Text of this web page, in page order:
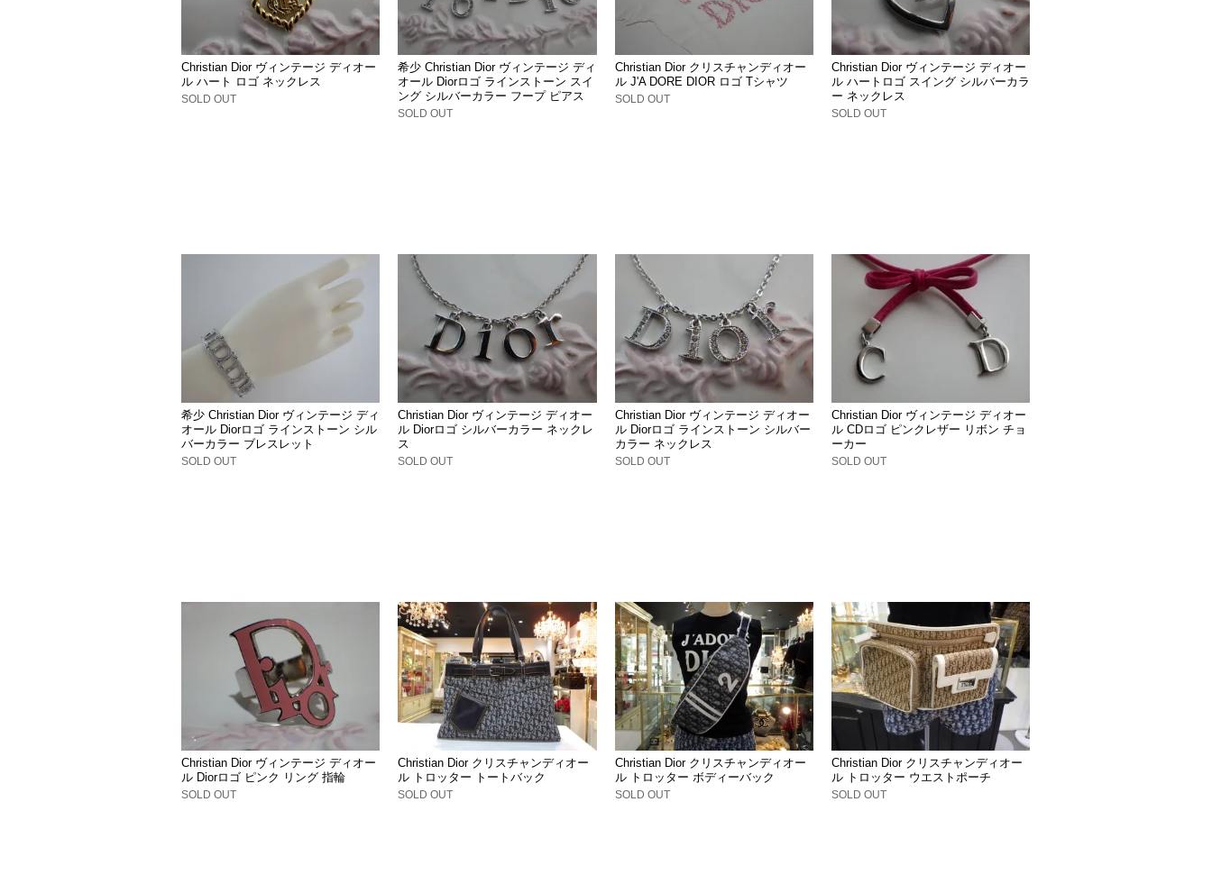
Christian Dior ヴィンテージ ディオー
ル ハート ロゴ ネックレス
SOLD OUT
希少 Christian Dior ヴィンテージ ディ
オール Diorロゴ ラインストーン スイ
ング シルバーカラー フープ ピアス
SOLD OUT
Christian Dior クリスチャンディオー
ル J'A DORE DIOR ロゴ Tシャツ
SOLD OUT
Christian Dior ヴィンテージ ディオー
ル ハートロゴ スイング シルバーカラ
ー ネックレス
SOLD OUT
希少 Christian Dior ヴィンテージ ディ
オール Diorロゴ ラインストーン シル
バーカラー ブレスレット
SOLD OUT
Christian Dior ヴィンテージ ディオー
ル Diorロゴ シルバーカラー ネックレ
ス
SOLD OUT
Christian Dior ヴィンテージ ディオー
ル Diorロゴ ラインストーン シルバー
カラー ネックレス
SOLD OUT
Christian Dior ヴィンテージ ディオー
ル CDロゴ ピンクレザー リボン チョ
ーカー
SOLD OUT
Christian Dior ヴィンテージ ディオー
ル Diorロゴ ピンク リング 指輪
SOLD OUT
Christian Dior クリスチャンディオー
ル トロッター トートバック
SOLD OUT
Christian Dior クリスチャンディオー
ル トロッター ボディーバック
SOLD OUT
Christian Dior クリスチャンディオー
ル トロッター ウエストポーチ
SOLD OUT